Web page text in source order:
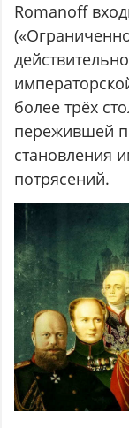
Romanoff
более трёх
пережившей
становления
потрясений.